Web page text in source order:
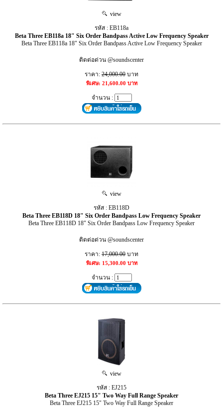
view
รหัส : EB118a
Beta Three EB118a 18" Six Order Bandpass Active Low Frequency Speaker
Beta Three EB118a 18" Six Order Bandpass Active Low Frequency Speaker
ติดต่อด่วน @soundscenter
ราคา: 24,000.00 บาท
พิเศษ: 21,600.00 บาท
จำนวน :
view
รหัส : EB118D
Beta Three EB118D 18" Six Order Bandpass Low Frequency Speaker
Beta Three EB118D 18" Six Order Bandpass Low Frequency Speaker
ติดต่อด่วน @soundscenter
ราคา: 17,000.00 บาท
พิเศษ: 15,300.00 บาท
จำนวน :
view
รหัส : EJ215
Beta Three EJ215 15" Two Way Full Range Speaker
Beta Three EJ215 15" Two Way Full Range Speaker